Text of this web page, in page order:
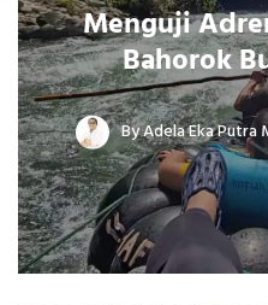
Menguji
Bahorok
ByAdela Eka Putra